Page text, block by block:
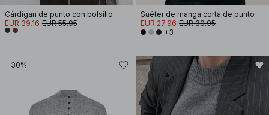
Cárdigan de punto con bolsillo
EUR 39.16 EUR 55.95
Suéter de manga corta de punto
EUR 27.96 EUR 39.95
+3
-30%